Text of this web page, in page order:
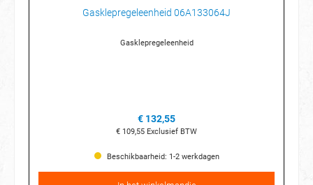
Gasklepregeleenheid 06A133064J
Gasklepregeleenheid
€ 132,55
€ 109,55 Exclusief BTW
Beschikbaarheid: 1-2 werkdagen